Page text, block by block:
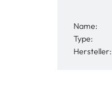
Name:
Type:
Hersteller: